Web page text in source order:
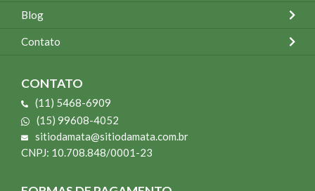
Blog
Contato
CONTATO
(11) 5468-6909
(15) 99608-4052
sitiodamata@sitiodamata.com.br
CNPJ: 10.708.848/0001-23